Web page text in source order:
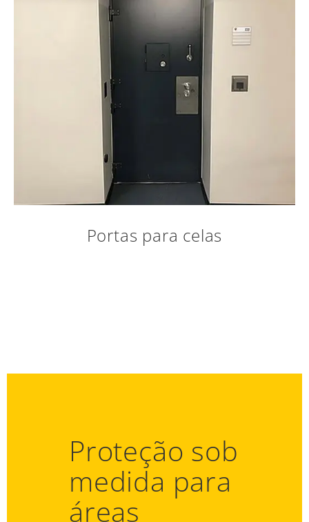
Portas para celas
Proteção sob
medida para
áreas